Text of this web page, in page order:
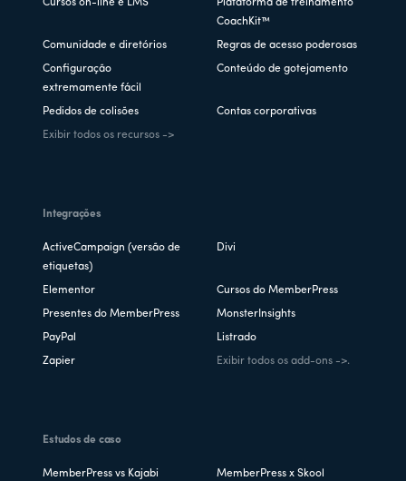
Cursos on-line e LMS
Plataforma de treinamento
CoachKit™
Comunidade e diretórios Regras de acesso poderosas
Configuração
extremamente fácil
Conteúdo de gotejamento
Pedidos de colisões Contas corporativas
Exibir todos os recursos ->
Integrações
ActiveCampaign (versão de
etiquetas)
Divi
Elementor Cursos do MemberPress
Presentes do MemberPress MonsterInsights
PayPal Listrado
Zapier Exibir todos os add-ons ->.
Estudos de caso
MemberPress vs Kajabi MemberPress x Skool